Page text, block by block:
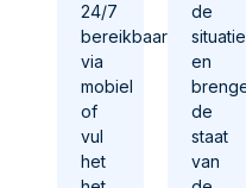
24/7
bereikbaar
via
mobiel
of
vul
het
de
situatie
en
de
staat
van